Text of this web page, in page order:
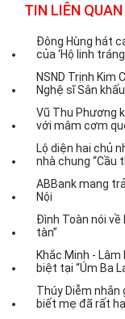
TIN LIÊN QUAN
Đông Hùng hát
của ‘Hộ linh
NSND Trịnh Kim
Nghệ sĩ Sân
Vũ Thu Phương
với mâm cơm
Lộ diện hai chủ
nhà chung “Cầu
ABBank mang
Nội
Đình Toàn nói
tàn”
Khắc Minh -
biệt tại “Úm Ba
Thúy Diễm nhắn
biết mẹ đã rất